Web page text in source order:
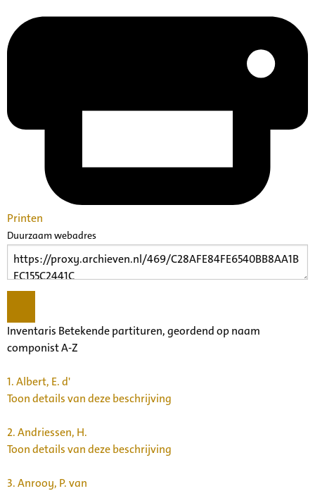
Printen
Duurzaam webadres
Inventaris Betekende partituren, geordend op naam
componist A-Z
1.Albert, E. d'
Toon details van deze beschrijving
2.Andriessen, H.
Toon details van deze beschrijving
3.Anrooy, P. van